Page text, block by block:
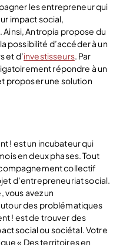
les entrepreneur qui
impact social,
Antropia propose du
possibilité d’accéder à un
et d’investisseurs. Par
répondre à un
proposer une solution
! est un incubateur qui
en deux phases. Tout
collectif
d’entrepreneuriat social.
vous avez un
des problématiques
! est de trouver des
social ou sociétal. Votre
« Des territoires en